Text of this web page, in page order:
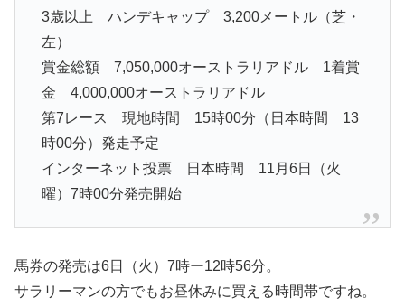
3歳以上 ハンデキャップ 3,200メートル（芝・
左）
賞金総額 7,050,000オーストラリアドル 1着賞
金 4,000,000オーストラリアドル
第7レース 現地時間 15時00分（日本時間 13
時00分）発走予定
インターネット投票 日本時間 11月6日（火
曜）7時00分発売開始
馬券の発売は6日（火）7時ー12時56分。
サラリーマンの方でもお昼休みに買える時間帯ですね。